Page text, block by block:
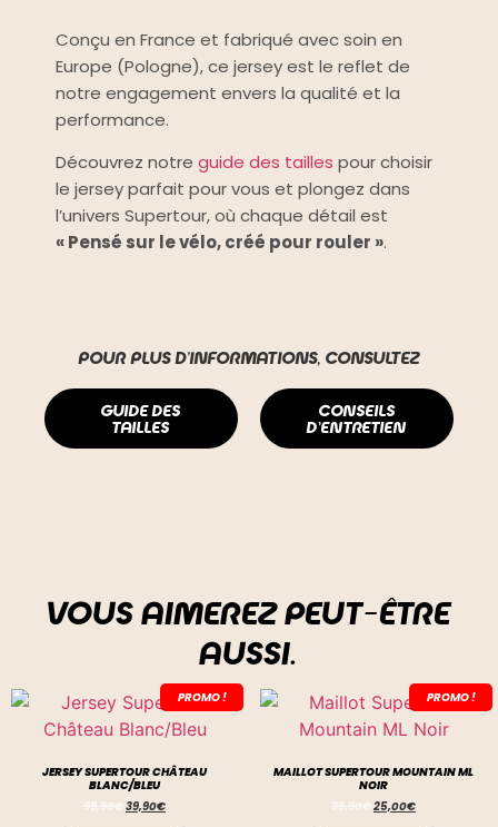
Conçu en France et fabriqué avec soin en
Europe (Pologne), ce jersey est le reflet de
notre engagement envers la qualité et la
performance.
Découvrez notre guide des tailles pour choisir
le jersey parfait pour vous et plongez dans
l’univers Supertour, où chaque détail est
« Pensé sur le vélo, créé pour rouler ».
POUR PLUS D'INFORMATIONS, CONSULTEZ
GUIDE DES
TAILLES
CONSEILS
D'ENTRETIEN
VOUS AIMEREZ PEUT-ÊTRE
AUSSI…
PROMO !
JERSEY SUPERTOUR CHÂTEAU
BLANC/BLEU
99,90
39,90€
PROMO !
MAILLOT SUPERTOUR MOUNTAIN ML
NOIR
39,90
25,00€